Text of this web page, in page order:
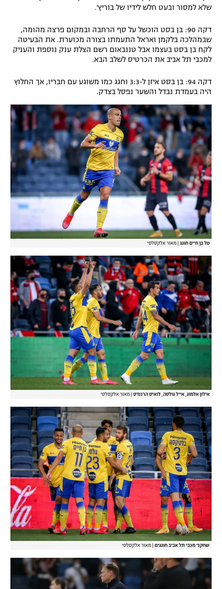
שלא למסור ובעט חלש לידיו של בוריץ'.
דקה 90: בן בסט הוכשל על סף הרחבה ובמקום פרצה מהומה,
שבמהלכה בלקמן ואראל התעמתו בצורה מכוערת. את הבעיטה
לקח בן בסט בעצמו אבל טננבאום רשם הצלת ענק נוספת והעניק
למכבי תל אביב את הכרטיס לשלב הבא.
דקה 94: בן בסט איזן ל-3:3 וחגג כמו משוגע עם חבריו, אך החלוץ
היה בעמדת נבדל והשער נפסל בצדק.
טל בן חיים חוגג מאור אלקסלסי
אילון אלמוג, אייל גולסה, לואיס הרננדס מאור אלקסלסי
שחקני מכבי תל אביב חוגגים מאור אלקסלסי